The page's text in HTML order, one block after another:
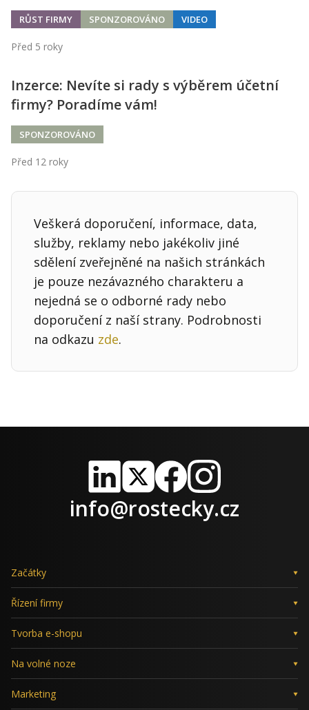
RŮST FIRMY SPONZOROVÁNO VIDEO
Před 5 roky
Inzerce: Nevíte si rady s výběrem účetní
firmy? Poradíme vám!
SPONZOROVÁNO
Před 12 roky
Veškerá doporučení, informace, data,
služby, reklamy nebo jakékoliv jiné
sdělení zveřejněné na našich stránkách
je pouze nezávazného charakteru a
nejedná se o odborné rady nebo
doporučení z naší strany. Podrobnosti
na odkazu zde.
LinkedIn
X FacebookInstagram
info@rostecky.cz
Začátky
Řízení firmy
Tvorba e-shopu
Na volné noze
Marketing